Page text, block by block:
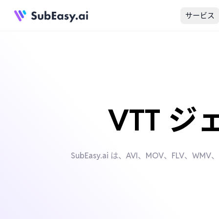
サービス
VTT ジ
SubEasy.ai は、AVI、MOV、FLV、